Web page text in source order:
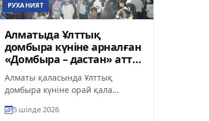
РУХАНИЯТ
Алматыда Ұлттық
домбыра күніне арналған
«Домбыра – дастан» атты
ауқымды мерекелік
концерт өтті
Алматы қаласында Ұлттық
домбыра күніне орай қала
– дастан» атты ауқымды
5 шілде 2026